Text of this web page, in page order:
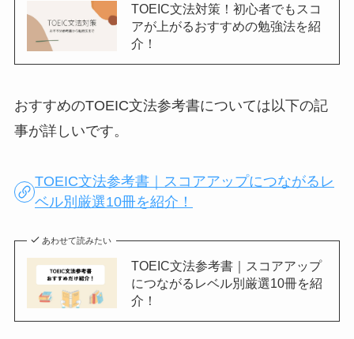
TOEIC文法対策！初心者でもスコ
アが上がるおすすめの勉強法を紹
介！
おすすめのTOEIC文法参考書については以下の記
事が詳しいです。
TOEIC文法参考書｜スコアアップにつながるレ
ベル別厳選10冊を紹介！
あわせて読みたい
TOEIC文法参考書｜スコアアップ
につながるレベル別厳選10冊を紹
介！